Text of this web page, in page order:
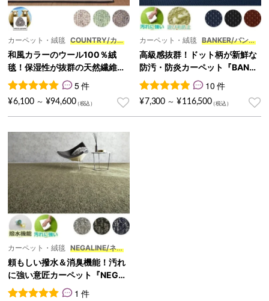
カーペット・絨毯
COUNTRY/カン
トリー
和風カラーのウール100％絨
毯！保湿性が抜群の天然繊維カ
ーペット『COUNTRY/カントリ
ー』
5
件の利用者評価に基づく5段階評価のうち、5.00 点
5 件
¥6,100 ～ ¥94,600
カーペット・絨毯 BANKER/バンカ
ー
高級感抜群！ドット柄が新鮮な
防汚・防炎カーペット『BANKE
R/バンカー』
10
件の利用者評価に基づく5段
10 件
¥ 7,300 ～ ¥116,500
カーペット・絨毯
NEGALINE/ネガ
ライン
頼もしい撥水＆消臭機能！汚れ
に強い意匠カーペット『NEGAL
INE/ネガライン』 1 件